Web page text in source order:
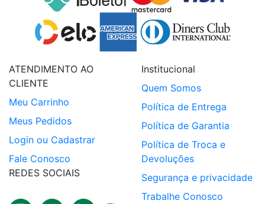
ATENDIMENTO AO
CLIENTE
Meu Carrinho
Meus Pedidos
Login ou Cadastrar
Fale Conosco
REDES SOCIAIS
Institucional
Quem Somos
Política de Entrega
Política de Garantia
Política de Troca e
Devoluções
Segurança e privacidade
Trabalhe Conosco